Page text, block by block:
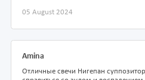
05 August 2024
Amina
Отличные свечи Нигепан